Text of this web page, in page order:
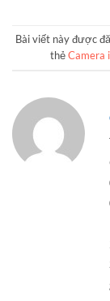
Bài viết này được
thẻCamera